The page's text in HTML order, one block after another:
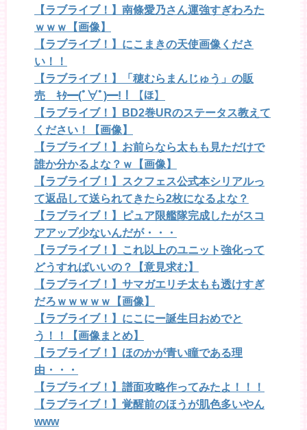
【ラブライブ！】南條愛乃さん運強すぎわろた
ｗｗｗ【画像】
【ラブライブ！】にこまきの天使画像くださ
い！！
【ラブライブ！】「穂むらまんじゅう」の販
売 ｷﾀ━(ﾟ∀ﾟ)━!！【ほ】
【ラブライブ！】BD2巻URのステータス教えて
ください！【画像】
【ラブライブ！】お前らなら太もも見ただけで
誰か分かるよな？ｗ【画像】
【ラブライブ！】スクフェス公式本シリアルっ
て返品して送られてきたら2枚になるよな？
【ラブライブ！】ピュア限艦隊完成したがスコ
アアップ少ないんだが・・・
【ラブライブ！】これ以上のユニット強化って
どうすればいいの？【意見求む】
【ラブライブ！】サマガエリチ太もも透けすぎ
だろｗｗｗｗｗ【画像】
【ラブライブ！】にこにー誕生日おめでと
う！！【画像まとめ】
【ラブライブ！】ほのかが青い瞳である理
由・・・
【ラブライブ！】譜面攻略作ってみたよ！！！
【ラブライブ！】覚醒前のほうが肌色多いやん
www